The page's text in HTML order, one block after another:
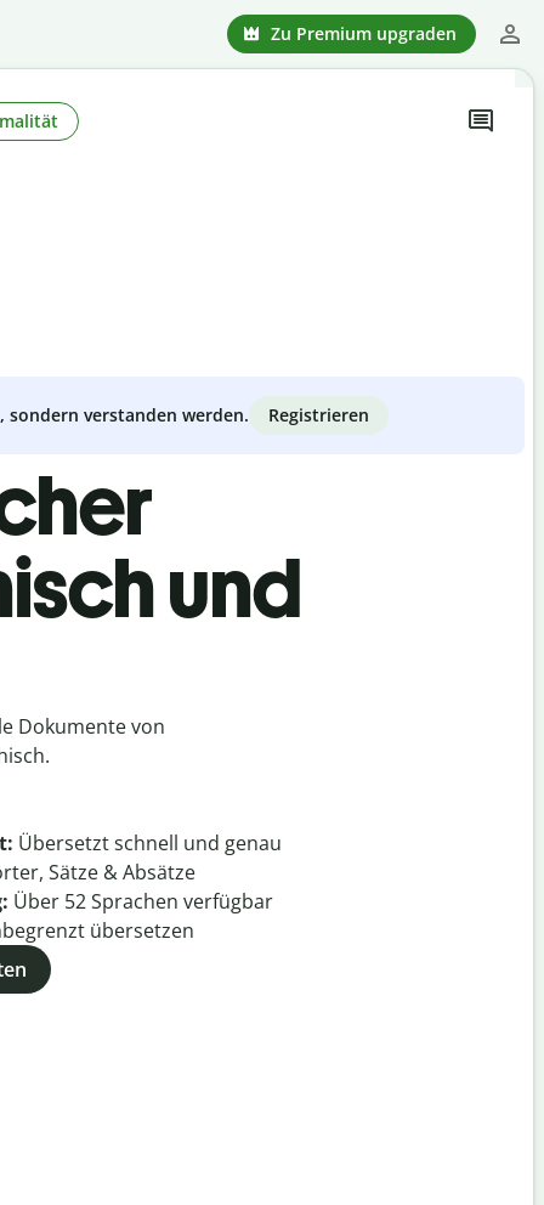
Zu Premium upgraden
verstanden werden. Registrieren
und
Dokumente von
Übersetzt schnell und genau
Sätze & Absätze
Über 52Sprachen verfügbar
übersetzen